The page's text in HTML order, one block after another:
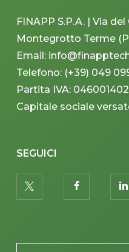
FINAPP S.P.A. | Via
Montegrotto Terme
Email:
Telefono: (+39) 049
Partita IVA:
Capitale sociale
SEGUICI
twitter facebook